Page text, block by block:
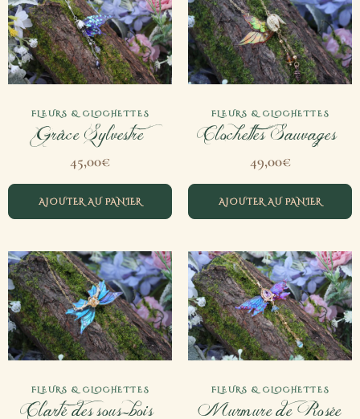
FLEURS & CLOCHETTES
Grâce Sylvestre
45,00€
AJOUTER AU PANIER
FLEURS & CLOCHETTES
Clochettes Sauvages
49,00€
AJOUTER AU PANIER
FLEURS & CLOCHETTES
Clarté des sous-bois
FLEURS & CLOCHETTES
Murmure de Rosée